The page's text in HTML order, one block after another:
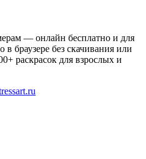
— онлайн бесплатно и для
браузере без скачивания или
раскрасок для взрослых и